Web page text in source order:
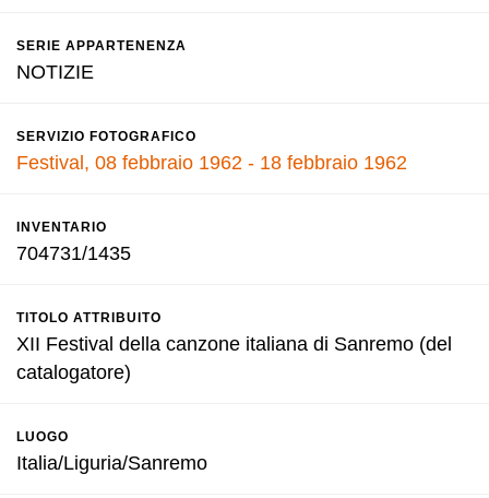
SERIE APPARTENENZA
NOTIZIE
SERVIZIO FOTOGRAFICO
Festival, 08 febbraio 1962 - 18 febbraio 1962
INVENTARIO
704731/1435
TITOLO ATTRIBUITO
XII Festival della canzone italiana di Sanremo (del
catalogatore)
LUOGO
Italia/Liguria/Sanremo